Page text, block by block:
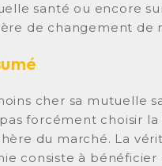
santé ou encore
de changement de
cher sa mutuelle
forcément choisir
du marché. La
consiste à bénéficier